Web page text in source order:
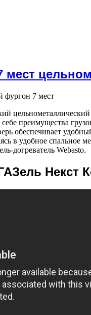
мест
преимущества
обеспечивает
в удобное спальное
догреватель Webasto.
Некст